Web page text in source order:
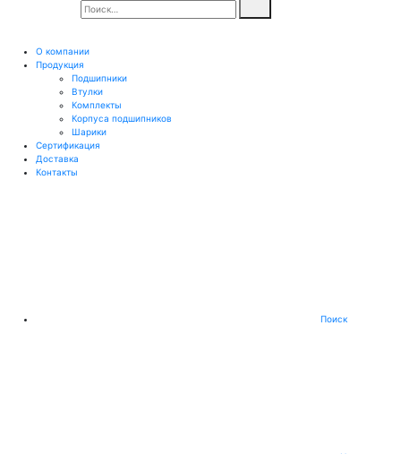
О компании
Продукция
Подшипники
Втулки
Комплекты
Корпуса подшипников
Шарики
Сертификация
Доставка
Контакты
Поиск